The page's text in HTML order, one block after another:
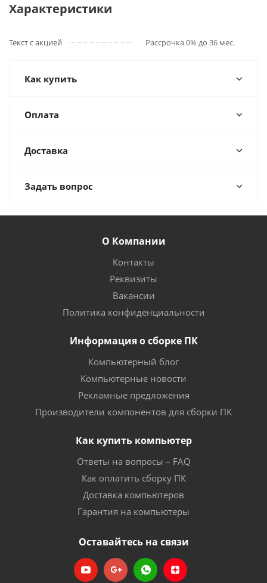
Характеристики
Текст с акцией Рассрочка 0% до 36 мес.
Как купить
Оплата
Доставка
Задать вопрос
О Компании
Контакты
Реквизиты
Вакансии
Политика конфиденциальности
Информация о сборке ПК
Компьютерный блог
Компьютерные новости
Рекламные предложения
Производители компонентов для сборки ПК
Как купить компьютер
Ответы на вопросы – FAQ
Как оплатить сборку ПК
Доставка компьютеров
Гарантия на компьютеры
Оставайтесь на связи